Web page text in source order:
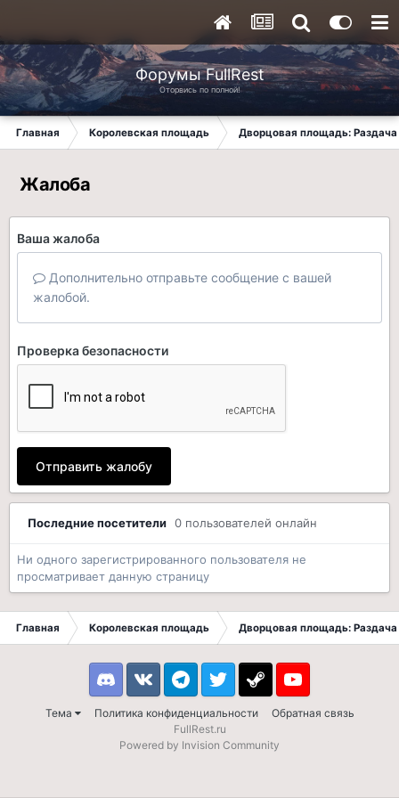
Форумы FullRest
Оторвись по полной!
Главная Королевская площадь Дворцовая площадь: Раздача
Жалоба
Ваша жалоба
Дополнительно отправьте сообщение с вашей
жалобой.
Проверка безопасности
Отправить жалобу
Последние посетители 0 пользователей онлайн
Ни одного зарегистрированного пользователя не
просматривает данную страницу
Главная Королевская площадь Дворцовая площадь: Раздача
Тема Политика конфиденциальности Обратная связь
DiscordVK TelegramTwitter Steam Youtube
FullRest.ru
Powered by Invision Community